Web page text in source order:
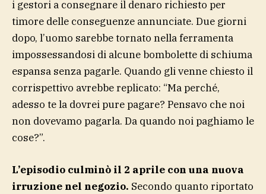
i gestori a consegnare il denaro richiesto per
timore delle conseguenze annunciate. Due giorni
dopo, l’uomo sarebbe tornato nella ferramenta
impossessandosi di alcune bombolette di schiuma
espansa senza pagarle. Quando gli venne chiesto il
corrispettivo avrebbe replicato: “Ma perché,
adesso te la dovrei pure pagare? Pensavo che noi
non dovevamo pagarla. Da quando noi paghiamo le
cose?”.
L’episodio culminò il 2 aprile con una nuova
irruzione nel negozio. Secondo quanto riportato